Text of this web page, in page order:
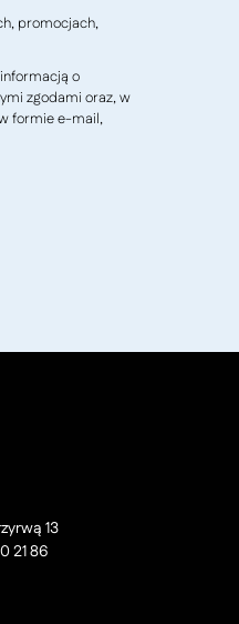
promocjach,
informacją o
zgodami oraz, w
formie e-mail,
13
21 86